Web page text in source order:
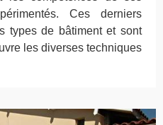
Ces derniers
types de bâtiment et sont
les diverses techniques